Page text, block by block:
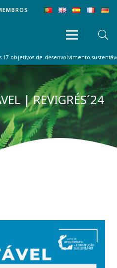
17 objetivos de desenvolvimento
| REVIGRÉS´24